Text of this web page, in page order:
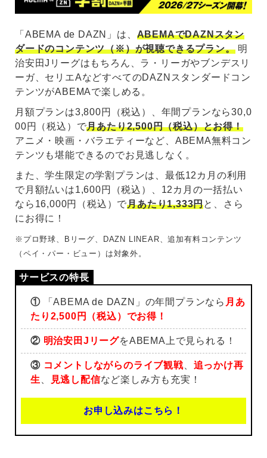
「ABEMA de DAZN」は、 ABEMAでDAZNスタン
ダードのコンテンツ（※）が視聴できるプラン。明
治安田Jリーグはもちろん、ラ・リーガやブンデスリ
ーガ、セリエAなどすべてのDAZNスタンダードコン
テンツがABEMAで楽しめる。
月額プランは3,800円（税込）、年間プランなら30,0
00円（税込）で月あたり2,500円（税込）とお得！
アニメ・映画・バラエティーなど、ABEMA無料コン
テンツも堪能できるのでお見逃しなく。
また、学生限定の学割プランは、最低12カ月の利用
で月額払いは1,600円（税込）、12カ月の一括払い
なら16,000円（税込）で月あたり1,333円と、さら
にお得に！
※プロ野球、Bリーグ、DAZN LINEAR、追加有料コンテンツ
（ペイ・パー・ビュー）は対象外。
①「ABEMA de DAZN」の年間プランなら 月あ
たり2,500円（税込）でお得！
② 明治安田JリーグをABEMA上で見られる！
③ コメントしながらのライブ観戦、 追っかけ再
生
見逃し配信など楽しみ方も充実！
お申し込みはこちら！